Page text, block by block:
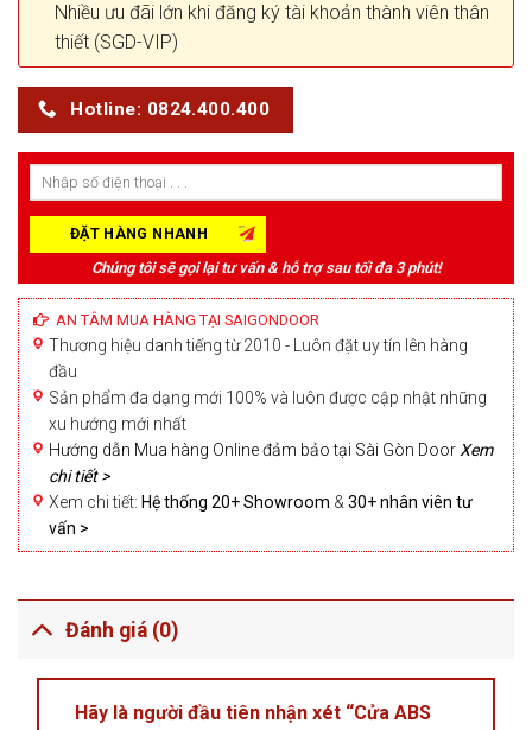
Nhiều ưu đãi lớn khi đăng ký tài khoản thành viên thân
thiết (SGD-VIP)
Hotline: 0824.400.400
Chúng tôi sẽ gọi lại tư vấn & hỗ trợ sau tối đa 3 phút!
AN TÂM MUA HÀNG TẠI SAIGONDOOR
Thương hiệu danh tiếng từ 2010 - Luôn đặt uy tín lên hàng
đầu
Sản phẩm đa dạng mới 100% và luôn được cập nhật những
xu hướng mới nhất
Hướng dẫn Mua hàng Online đảm bảo tại Sài Gòn Door Xem
chi tiết >
Xem chi tiết: Hệ thống 20+ Showroom & 30+ nhân viên tư
vấn >
Đánh giá (0)
Hãy là người đầu tiên nhận xét “Cửa ABS